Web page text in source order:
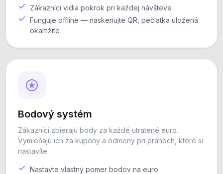
Zákazníci vidia pokrok pri každej návšteve
Funguje offline — naskenujte QR, pečiatka uložená
okamžite
Bodový systém
Zákazníci zbierajú body za každé utratené euro.
Vymieňajú ich za kupóny a odmeny pri prahoch, ktoré si
nastavíte.
Nastavte vlastný pomer bodov na euro